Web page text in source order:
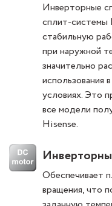
Инверторные
сплит-системы
стабильную
при наружной
значительно
использования
условиях. Это
все модели
Hisense.
Обеспечивает
вращения, что